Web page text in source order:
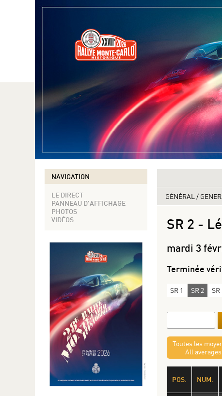
NAVIGATION
LE DIRECT
PANNEAU D'AFFICHAGE
PHOTOS
VIDÉOS
GÉNÉRAL /
SR 2 -
mardi 3
Terminée
SR 1 SR 2 SR
Toutes les
All averages
POS. NUM.